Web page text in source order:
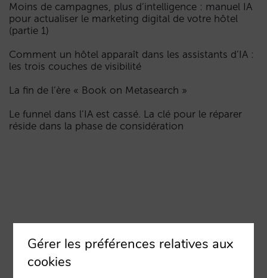
Moins de campagnes, plus d’intelligence : manuel IA
pour actualiser le marketing digital de votre hôtel
(partie 1)
Comment un hôtel apparaît dans les assistants d’IA :
les trois couches de visibilité
La fin de l’ère « Book on Metasearch »
Le funnel dans l’IA est cassé. La clé pour le réparer
réside dans la phase de considération
Gérer les préférences relatives aux
cookies